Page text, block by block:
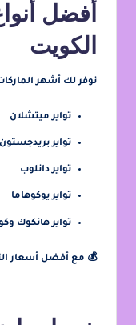
أفضل
الكويت
نوفر لك أشهر
تواير ميتشلان
تواير بريدجستون
تواير دانلوب
تواير يوكوهاما
تواير هانكوك
💰 مع أفضل أسعار